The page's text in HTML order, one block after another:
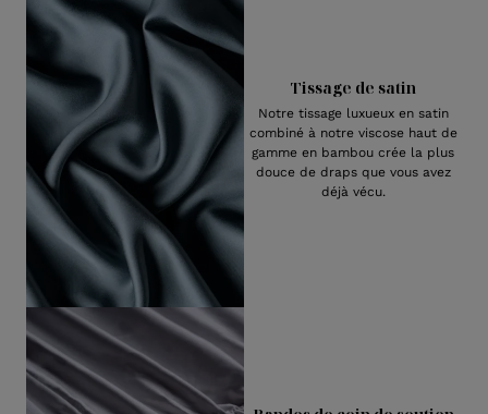
Tissage de satin
Notre tissage luxueux en satin
combiné à notre viscose haut de
gamme en bambou crée la plus
douce de draps que vous avez
déjà vécu.